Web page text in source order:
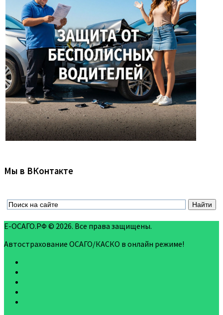
Мы в ВКонтакте
Е-ОСАГО.РФ © 2026. Все права защищены.
Автострахование ОСАГО/КАСКО в онлайн режиме!